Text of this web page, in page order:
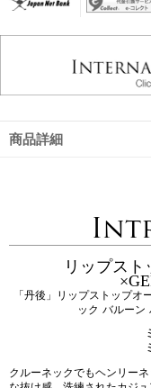
商品詳細
リップス
「丹後」リップストップ
ック バルーン
クルーネックでもヘンリー